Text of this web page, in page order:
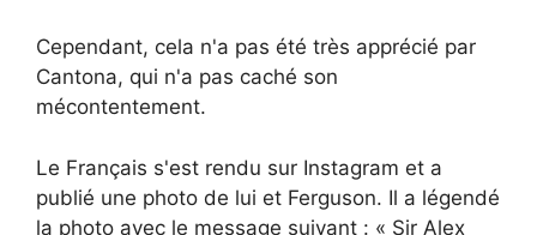
Cependant, cela n'a pas été très apprécié par
Cantona, qui n'a pas caché son
mécontentement.
Le Français s'est rendu sur Instagram et a
publié une photo de lui et Ferguson. Il a légendé
la photo avec le message suivant : « Sir Alex